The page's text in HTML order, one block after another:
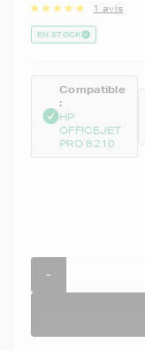
1 avis
EN STOCK
Compatible
:
HP
OFFICEJET
PRO 8210
-